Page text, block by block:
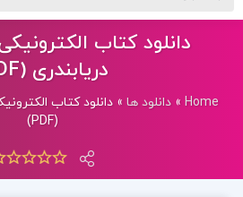
دانلود کتاب
دریابندری (PDF)
Home
»دانلود ها »دانلود کتاب
(PDF)